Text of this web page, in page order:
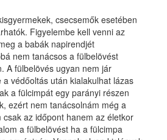
csecsemők esetében
Figyelembe kell venni az
a babák napirendjét
nem tanácsos a fülbelövést
A fülbelövés ugyan nem jár
védőoltás után kialakulhat lázas
a fülcimpát egy parányi részen
ezért nem tanácsolnám még a
az időpont hanem az életkor
a fülbelövést ha a fülcimpa